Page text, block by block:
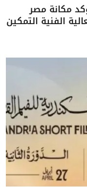
مكانة مصر
الفنية التمكين